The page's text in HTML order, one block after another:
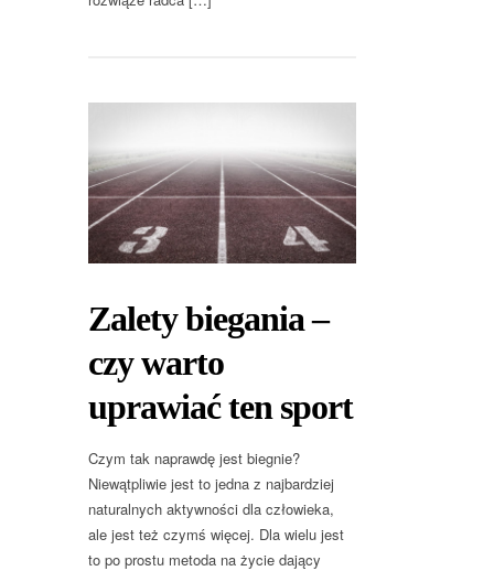
Zalety biegania –
czy warto
uprawiać ten sport
Czym tak naprawdę jest biegnie?
Niewątpliwie jest to jedna z najbardziej
naturalnych aktywności dla człowieka,
ale jest też czymś więcej. Dla wielu jest
to po prostu metoda na życie dający